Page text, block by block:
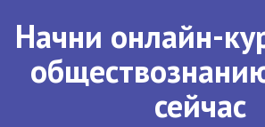
Начни онлайн-
сейчас